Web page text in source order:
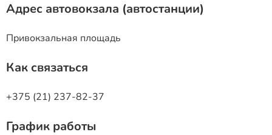
Адрес автовокзала (автостанции)
Привокзальная площадь
Как связаться
+375 (21) 237-82-37
График работы